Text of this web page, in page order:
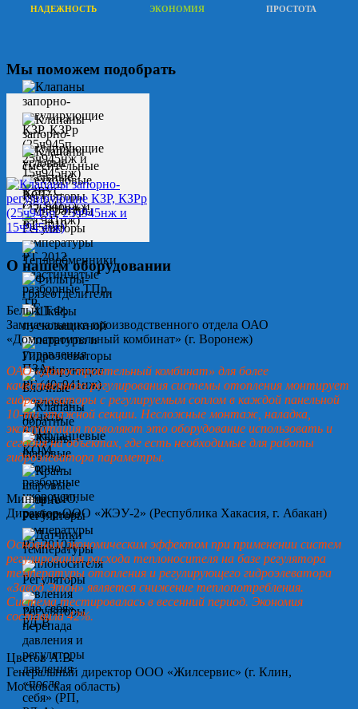
НАДЕЖНОСТЬ ЭКОНОМИЯ ПРОСТОТА
Мы поможем подобрать
О нашем оборудовании
Белых Т.Ф.
Замначальника производственного отдела ОАО
«Домостроительный комбинат» (г. Воронеж)
ОАО «Домостроительный комбинат» для более
качественного регулирования системы отопления монтирует
гидроэлеваторы с регулируемым соплом в каждой панельной
10-ти этажной секции. Несложные монтаж, наладка,
эксплуатация позволяют это оборудование использовать и
сегодня на объектах, где есть необходимые для работы
гидроэлеватора параметры.
Минин А.Ю.
Директор ООО «ЖЭУ-2» (Республика Хакасия, г. Абакан)
Основным экономическим эффектом при применении систем
регулирования расхода теплоносителя на базе регулятора
температуры отопления и регулирующего гидроэлеватора
«Завод Этон» является снижение теплопотребления.
Система тестировалась в весенний период. Экономия
составила 42%.
Цветов А.В.
Генеральный директор ООО «Жилсервис» (г. Клин,
Московская область)